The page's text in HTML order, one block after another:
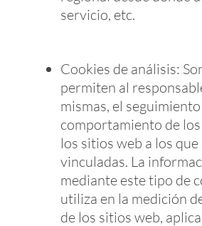
servicio, etc.
Cookies de análisis:
permiten al
mismas, el
comportamiento de
los sitios web a los que
vinculadas. La
mediante este tipo de
utiliza en la medición
de los sitios web,